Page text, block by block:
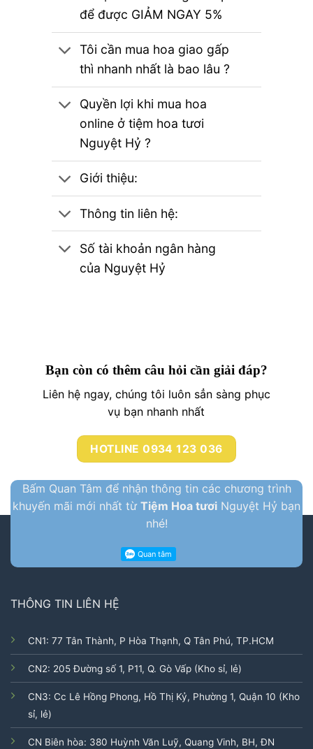
để được GIẢM NGAY 5%
Tôi cần mua hoa giao gấp
thì nhanh nhất là bao lâu ?
Quyền lợi khi mua hoa
online ở tiệm hoa tươi
Nguyệt Hỷ ?
Giới thiệu:
Thông tin liên hệ:
Số tài khoản ngân hàng
của Nguyệt Hỷ
Bạn còn có thêm câu hỏi cần giải đáp?
Liên hệ ngay, chúng tôi luôn sẳn sàng phục
vụ bạn nhanh nhất
HOTLINE 0934 123 036
Bấm Quan Tâm để nhận thông tin các chương trình
khuyến mãi mới nhất từ Tiệm Hoa tươi Nguyệt Hỷ bạn
nhé!
THÔNG TIN LIÊN HỆ
CN1: 77 Tân Thành, P Hòa Thạnh, Q Tân Phú, TP.HCM
CN2: 205 Đường số 1, P11, Q. Gò Vấp (Kho sỉ, lẻ)
CN3: Cc Lê Hồng Phong, Hồ Thị Kỷ, Phường 1, Quận 10 (Kho
sỉ, lẻ)
CN Biên hòa: 380 Huỳnh Văn Luỹ, Quang Vinh, BH, ĐN